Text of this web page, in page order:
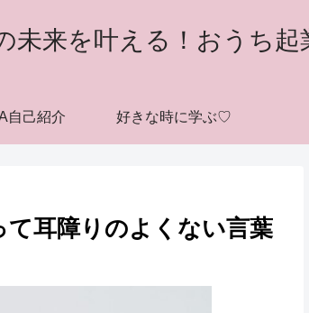
来を叶える！おうち起
自己紹介 好きな時に学ぶ♡
て耳障りのよくない言葉